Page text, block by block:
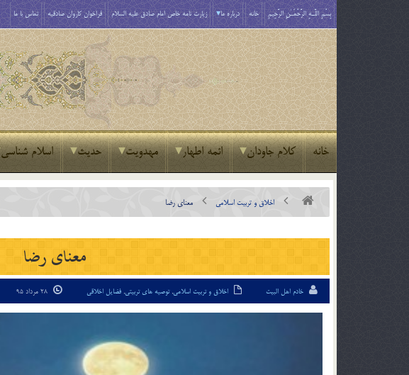
بِسْمِ اللَّـهِ الرَّحْمَـٰنِ الرَّحِيمِ خانه درباره ما زیارت نامه خاص امام صادق علیه السلام فراخوان کاروان صادقیه تماس با ما
خانه کلام جاودان ائمه اطهار مهدویت حدیث اسلام شناسی
اخلاق و تربیت اسلامی معناى رضا
معناى رضا
خادم اهل البیت اخلاق و تربیت اسلامی,توصیه های تربیتی, فضایل اخلاقی